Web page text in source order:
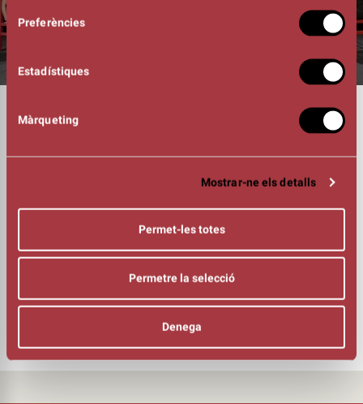
Preferències
Estadístiques
Màrqueting
Mostrar-ne els detalls
Permet-les totes
Permetre la selecció
Denega
01:45h
Merlene Avendaño
Ariadna Ferreira
Marisol Salcedo
DIRECCIÓ